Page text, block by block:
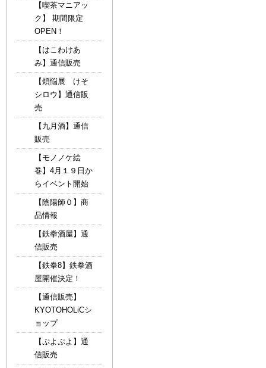
【喫茶マニアッ
ク】 期間限定
OPEN！
【はこわけあ
み】通信販売
【煩悩展 けそ
シロウ】通信販
売
【九月酒】通信
販売
【モノノケ絵
巻】4月１９日か
らイベント開始
【陰陽師０】商
品情報
【鉄拳酒屋】通
信販売
【鉄拳8】鉄拳酒
屋開催決定！
【通信販売】
KYOTOHOLiCシ
ョップ
【ぷよぷよ】通
信販売